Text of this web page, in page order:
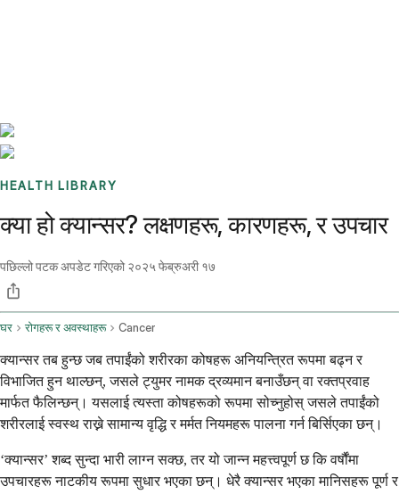
HEALTH LIBRARY
क्या हो क्यान्सर? लक्षणहरू, कारणहरू, र उपचार
पछिल्लो पटक अपडेट गरिएको २०२५ फेब्रुअरी १७
घर रोगहरू र अवस्थाहरू Cancer
क्यान्सर तब हुन्छ जब तपाईंको शरीरका कोषहरू अनियन्त्रित रूपमा बढ्न र
विभाजित हुन थाल्छन्, जसले ट्युमर नामक द्रव्यमान बनाउँछन् वा रक्तप्रवाह
मार्फत फैलिन्छन्। यसलाई त्यस्ता कोषहरूको रूपमा सोच्नुहोस् जसले तपाईंको
शरीरलाई स्वस्थ राख्ने सामान्य वृद्धि र मर्मत नियमहरू पालना गर्न बिर्सिएका छन्।
‘क्यान्सर’ शब्द सुन्दा भारी लाग्न सक्छ, तर यो जान्न महत्त्वपूर्ण छ कि वर्षौंमा
उपचारहरू नाटकीय रूपमा सुधार भएका छन्। धेरै क्यान्सर भएका मानिसहरू पूर्ण र